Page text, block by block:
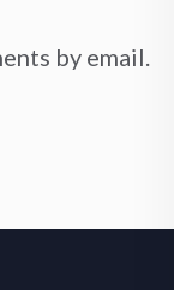
by email.